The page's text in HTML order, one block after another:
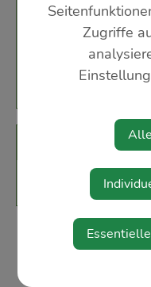
Gemeindezentrum
Kirchenstraße 2
3354 Wolfsbach
Kath.
Zugriffe